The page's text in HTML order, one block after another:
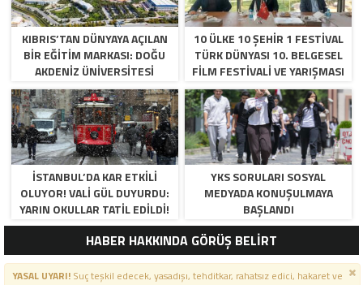
KIBRIS’TAN DÜNYAYA AÇILAN
BIR EĞITIM MARKASI: DOĞU
AKDENIZ ÜNIVERSITESI
10 ÜLKE 10 ŞEHİR 1 FESTİVAL
TÜRK DÜNYASI 10. BELGESEL
FİLM FESTİVALİ VE YARIŞMASI
BAŞVURULARI BAŞLADI.
İSTANBUL’DA KAR ETKILI
OLUYOR! VALI GÜL DUYURDU:
YARIN OKULLAR TATIL EDILDI!
YKS SORULARI SOSYAL
MEDYADA KONUŞULMAYA
BAŞLANDI
HABER HAKKINDA GÖRÜŞ BELİRT
YASAL UYARI!Suç teşkil edecek, yasadışı, tehditkar, rahatsız edici, hakaret ve